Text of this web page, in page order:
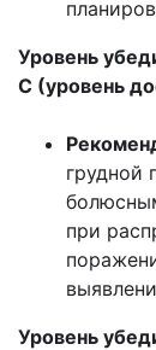
Уровень
C (уровень
грудной
при
Уровень